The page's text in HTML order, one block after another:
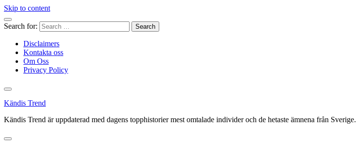
Skip to content
Search for:
Disclaimers
Kontakta oss
Om Oss
Privacy Policy
Kändis Trend
Kändis Trend är uppdaterad med dagens topphistorier mest omtalade individer och de hetaste ämnena från Sverige.